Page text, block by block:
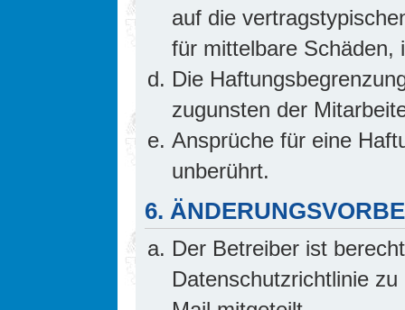
auf die
für mittelbare Schäden,
Die
zugunsten der
Ansprüche für eine
unberührt.
6.
Der Betreiber ist
Datenschutzrichtlinie